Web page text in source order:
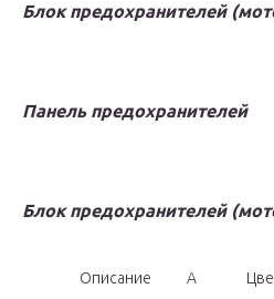
Блок предохранителей
Панель предохранителей
Блок предохранителей
Описание А